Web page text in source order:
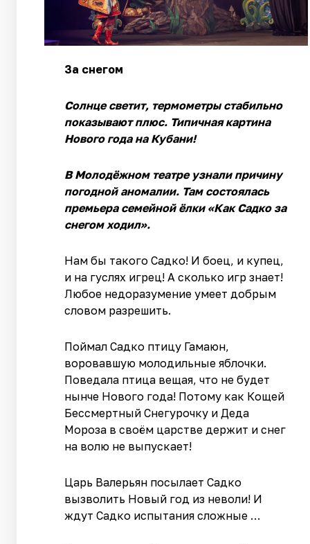
За снегом
Солнце светит, термометры стабильно
показывают плюс. Типичная картина
Нового года на Кубани!
В Молодёжном театре узнали причину
погодной аномалии. Там состоялась
премьера семейной ёлки «Как Садко за
снегом ходил».
Нам бы такого Садко! И боец, и купец,
и на гуслях игрец! А сколько игр знает!
Любое недоразумение умеет добрым
словом разрешить.
Поймал Садко птицу Гамаюн,
воровавшую молодильные яблочки.
Поведала птица вещая, что не будет
нынче Нового года! Потому как Кощей
Бессмертный Снегурочку и Деда
Мороза в своём царстве держит и снег
на волю не выпускает!
Царь Валерьян посылает Садко
вызволить Новый год из неволи! И
ждут Садко испытания сложные …